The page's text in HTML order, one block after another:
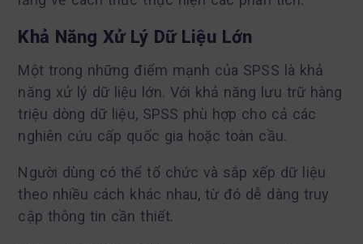
Khả Năng Xử Lý Dữ Liệu Lớn
Một trong những điểm mạnh của SPSS là khả
năng xử lý dữ liệu lớn. Với khả năng lưu trữ hàng
triệu dòng dữ liệu, SPSS phù hợp cho cả các
nghiên cứu cấp quốc gia hoặc toàn cầu.
Người dùng có thể tổ chức và sắp xếp dữ liệu
theo nhiều cách khác nhau, từ đó dễ dàng truy
cập thông tin cần thiết.